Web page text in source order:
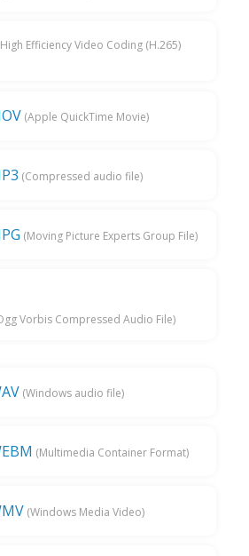
Efficiency Video Coding (H.265)
(Apple QuickTime Movie)
(Compressed audio file)
(Moving Picture Experts Group File)
Vorbis Compressed Audio File)
(Windows audio file)
(Multimedia Container Format)
(Windows Media Video)